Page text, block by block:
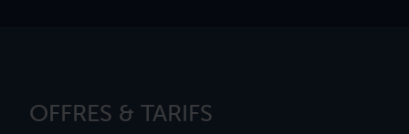
OFFRES & TARIFS